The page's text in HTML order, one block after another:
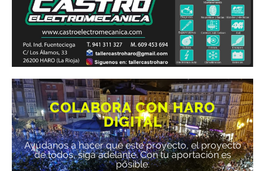
COLABORA CON HARO
DIGITAL
Ayúdanos a hacer que este proyecto, el proyecto
de todos, siga adelante. Con tu aportación es
posible.